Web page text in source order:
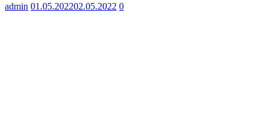
admin 01.05.202202.05.2022 0